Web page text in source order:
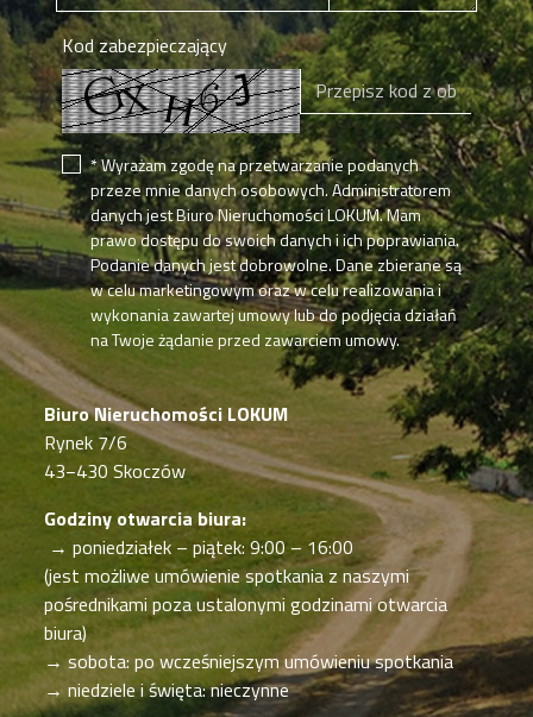
Biuro Nieruchomości LOKUM
Rynek 7/6
43−430 Skoczów
Godziny otwarcia biura:
→ poniedziałek – piątek: 9:00 – 16:00
(jest możliwe umówienie spotkania z naszymi
pośrednikami poza ustalonymi godzinami otwarcia
biura)
→ sobota: po wcześniejszym umówieniu spotkania
→ niedziele i święta: nieczynne
Kod zabezpieczający
* Wyrażam zgodę na przetwarzanie podanych
przeze mnie danych osobowych. Administratorem
danych jest Biuro Nieruchomości LOKUM. Mam
prawo dostępu do swoich danych i ich poprawiania.
Podanie danych jest dobrowolne. Dane zbierane są
w celu marketingowym oraz w celu realizowania i
wykonania zawartej umowy lub do podjęcia działań
na Twoje żądanie przed zawarciem umowy.